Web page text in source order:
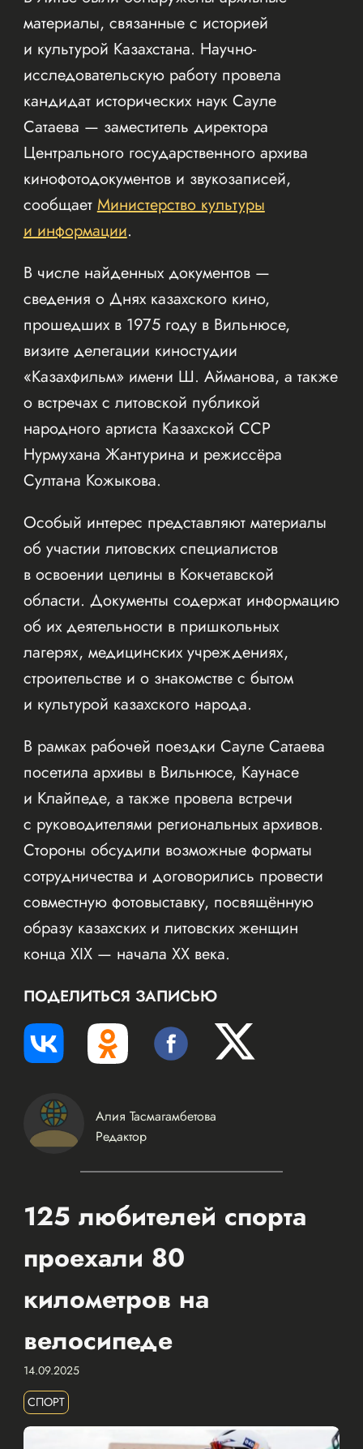
материалы, связанные с историей
и культурой Казахстана. Научно-
исследовательскую работу провела
кандидат исторических наук Сауле
Сатаева — заместитель директора
Центрального государственного архива
кинофотодокументов и звукозаписей,
сообщает Министерство культуры
и информации.
В числе найденных документов —
сведения о Днях казахского кино,
прошедших в 1975 году в Вильнюсе,
визите делегации киностудии
«Казахфильм» имени Ш. Айманова, а также
о встречах с литовской публикой
народного артиста Казахской ССР
Нурмухана Жантурина и режиссёра
Султана Кожыкова.
Особый интерес представляют материалы
об участии литовских специалистов
в освоении целины в Кокчетавской
области. Документы содержат информацию
об их деятельности в пришкольных
лагерях, медицинских учреждениях,
строительстве и о знакомстве с бытом
и культурой казахского народа.
В рамках рабочей поездки Сауле Сатаева
посетила архивы в Вильнюсе, Каунасе
и Клайпеде, а также провела встречи
с руководителями региональных архивов.
Стороны обсудили возможные форматы
сотрудничества и договорились провести
совместную фотовыставку, посвящённую
образу казахских и литовских женщин
конца XIX — начала XX века.
ПОДЕЛИТЬСЯ ЗАПИСЬЮ
Алия Тасмагамбетова
Редактор
125 любителей спорта
проехали 80
километров на
велосипеде
14.09.2025
СПОРТ